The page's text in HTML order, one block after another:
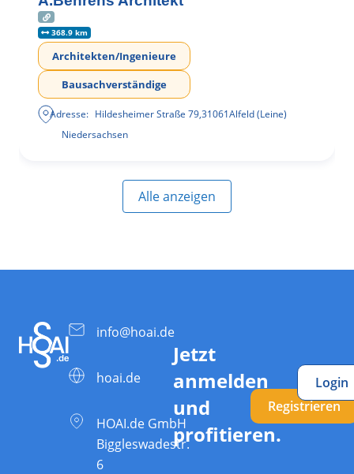
368.9 km
Architekten/Ingenieure
Bausachverständige
Adresse: Hildesheimer Straße 79,31061Alfeld (Leine)
Niedersachsen
Alle anzeigen
info@hoai.de
hoai.de
HOAI.de GmbH
Biggleswadestr.
6
Jetzt
anmelden
und
profitieren.
Registrieren
Login